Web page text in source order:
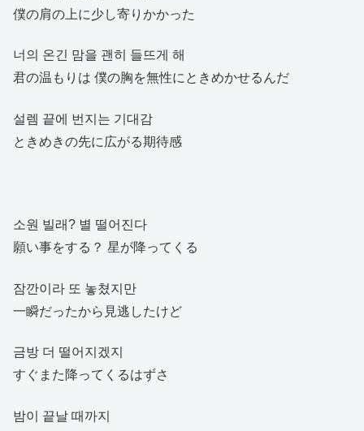
僕の肩の上に少し寄りかかった
너의 온긴 맘을 괜히 들뜨게 해
君の温もりは 僕の胸を無性にときめかせるんだ
설렘 끝에 번지는 기대감
ときめきの先に広がる期待感
소원 빌래? 별 떨어진다
願い事をする？ 星が降ってくる
잠깐이라 또 놓쳤지만
一瞬だったから見逃したけど
금방 더 떨어지겠지
すぐまた降ってくるはずさ
밤이 끝날 때까지